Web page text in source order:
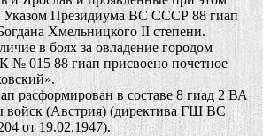
Указом Президиума ВС СССР 88 гиап
Хмельницкого II степени.
в боях за овладение городом
№ 015 88 гиап присвоено почетное
в составе 8 гиад 2 ВА
войск (Австрия) (директива ГШ ВС
от 19.02.1947).